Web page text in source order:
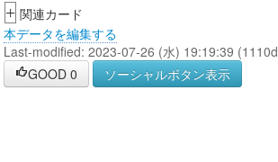
+ 関連カード
本データを編集する
Last-modified: 2023-07-26 (水) 19:19:39
GOOD 0 ソーシャルボタン表示